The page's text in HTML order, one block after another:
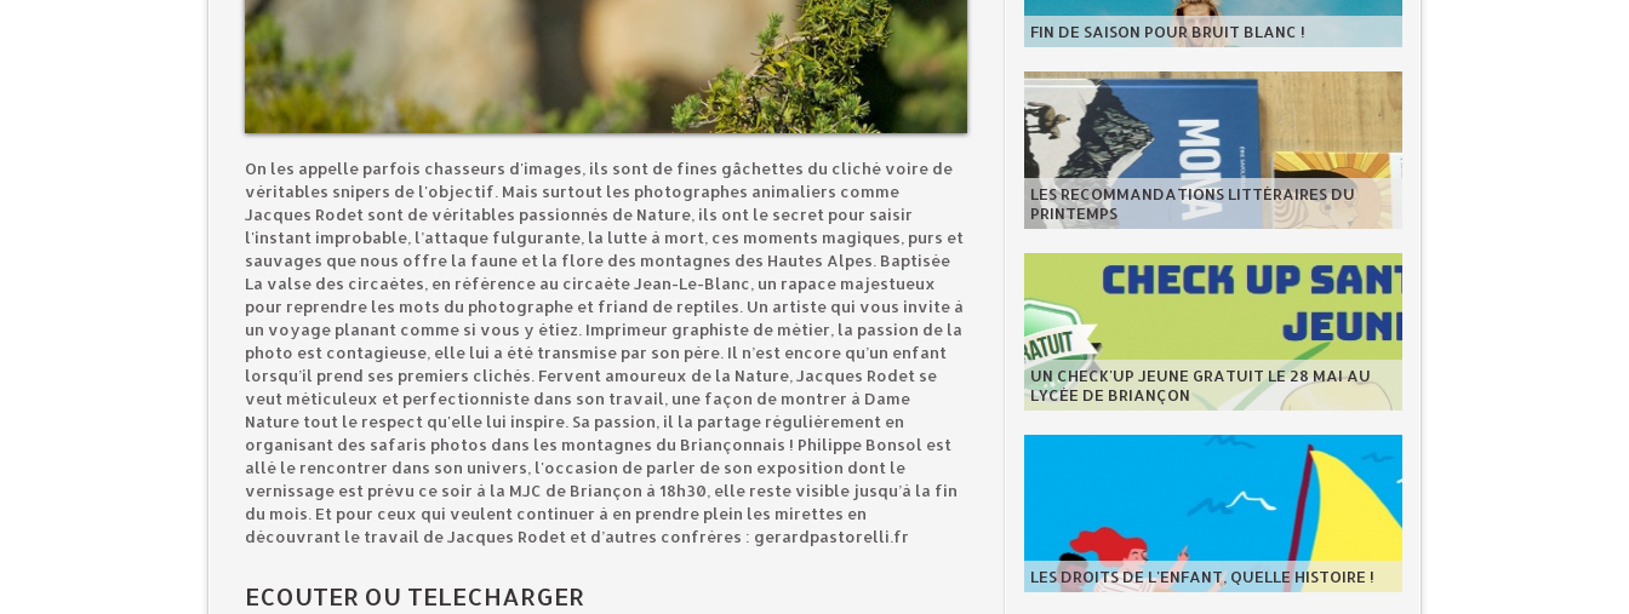
On les appelle parfois chasseurs d'images, ils sont de fines gâchettes du cliché voire de
véritables snipers de l'objectif. Mais surtout les photographes animaliers comme
Jacques Rodet sont de véritables passionnés de Nature, ils ont le secret pour saisir
l'instant improbable, l’attaque fulgurante, la lutte à mort, ces moments magiques, purs et
sauvages que nous offre la faune et la flore des montagnes des Hautes Alpes. Baptisée
La valse des circaètes, en référence au circaète Jean-Le-Blanc, un rapace majestueux
pour reprendre les mots du photographe et friand de reptiles. Un artiste qui vous invite à
un voyage planant comme si vous y étiez. Imprimeur graphiste de métier, la passion de la
photo est contagieuse, elle lui a été transmise par son père. Il n’est encore qu’un enfant
lorsqu’il prend ses premiers clichés. Fervent amoureux de la Nature, Jacques Rodet se
veut méticuleux et perfectionniste dans son travail, une façon de montrer à Dame
Nature tout le respect qu'elle lui inspire. Sa passion, il la partage régulièrement en
organisant des safaris photos dans les montagnes du Briançonnais ! Philippe Bonsol est
allé le rencontrer dans son univers, l'occasion de parler de son exposition dont le
vernissage est prévu ce soir à la MJC de Briançon à 18h30, elle reste visible jusqu’à la fin
du mois. Et pour ceux qui veulent continuer à en prendre plein les mirettes en
découvrant le travail de Jacques Rodet et d’autres confrères : gerardpastorelli.fr
ECOUTER OU TELECHARGER
FIN DE SAISON POUR BRUIT BLANC !
LES RECOMMANDATIONS LITTÉRAIRES DU
PRINTEMPS
UN CHECK'UP JEUNE GRATUIT LE 28 MAI AU
LYCÉE DE BRIANÇON
LES DROITS DE L'ENFANT, QUELLE HISTOIRE !